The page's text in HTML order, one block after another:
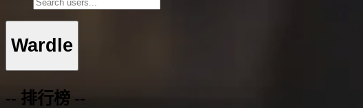
Wardle
-- 排行榜 --